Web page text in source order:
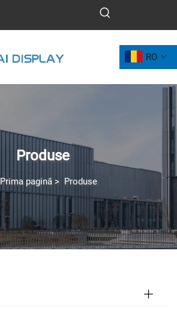
RO
Produse
Prima pagină> Produse